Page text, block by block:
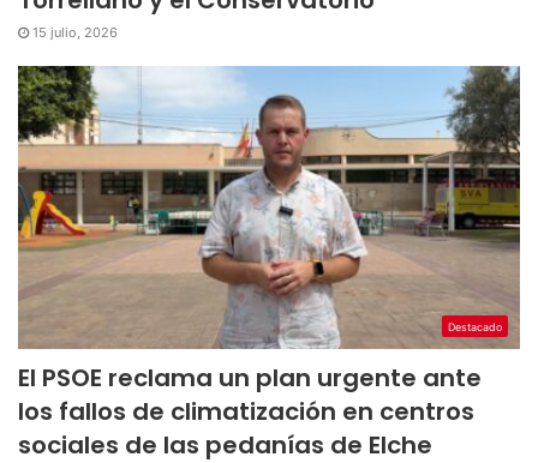
15 julio, 2026
Destacado
El PSOE reclama un plan urgente ante
los fallos de climatización en centros
sociales de las pedanías de Elche